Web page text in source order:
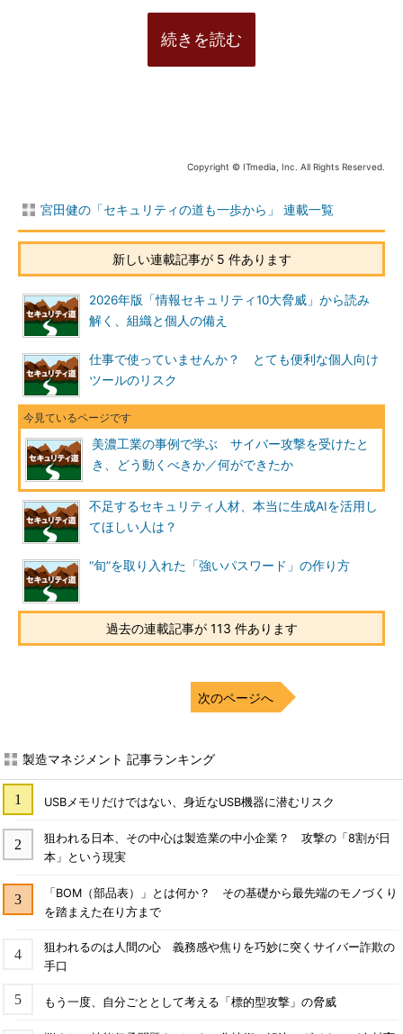
続きを読む
Copyright © ITmedia, Inc. All Rights Reserved.
宮田健の「セキュリティの道も一歩から」 連載一覧
新しい連載記事が 5 件あります
2026年版「情報セキュリティ10大脅威」から読み
解く、組織と個人の備え
仕事で使っていませんか？ とても便利な個人向け
ツールのリスク
美濃工業の事例で学ぶ サイバー攻撃を受けたと
き、どう動くべきか／何ができたか
不足するセキュリティ人材、本当に生成AIを活用し
てほしい人は？
“旬”を取り入れた「強いパスワード」の作り方
過去の連載記事が 113 件あります
次のページへ
製造マネジメント 記事ランキング
USBメモリだけではない、身近なUSB機器に潜むリスク
狙われる日本、その中心は製造業の中小企業？ 攻撃の「8割が日
本」という現実
「BOM（部品表）」とは何か？ その基礎から最先端のモノづくり
を踏まえた在り方まで
狙われるのは人間の心 義務感や焦りを巧妙に突くサイバー詐欺の
手口
もう一度、自分ごととして考える「標的型攻撃」の脅威